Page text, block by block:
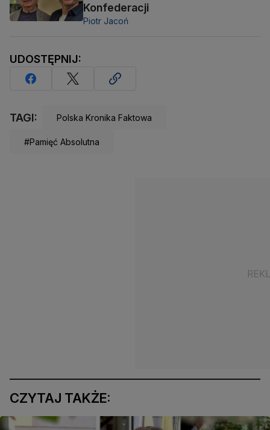
Konfederacji
Piotr Jacoń
UDOSTĘPNIJ:
TAGI: Polska Kronika Faktowa
#Pamięć Absolutna
CZYTAJ TAKŻE: